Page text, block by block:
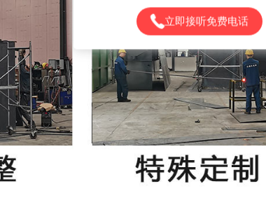
立即接听免费电话